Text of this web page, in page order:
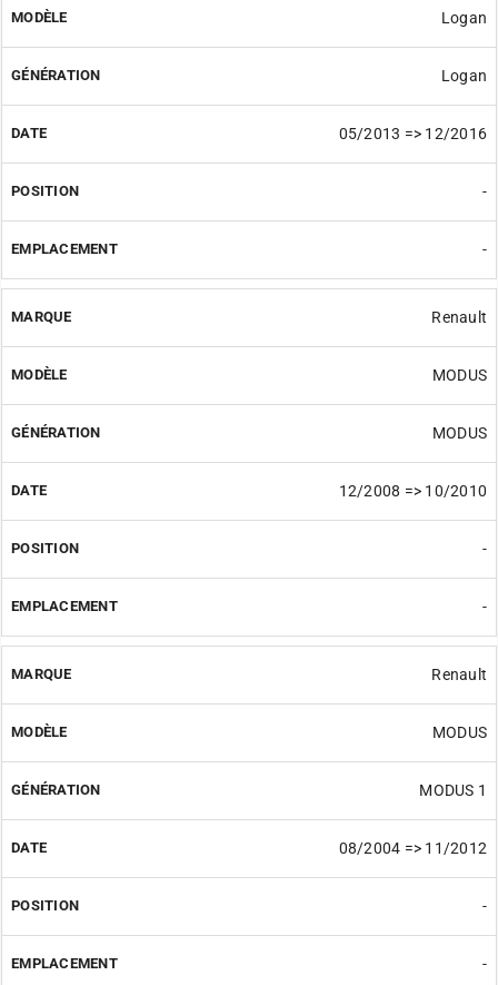
Logan
Logan
05/2013 => 12/2016
-
-
Renault
MODUS
MODUS
12/2008 => 10/2010
-
-
Renault
MODUS
MODUS 1
08/2004 => 11/2012
-
-